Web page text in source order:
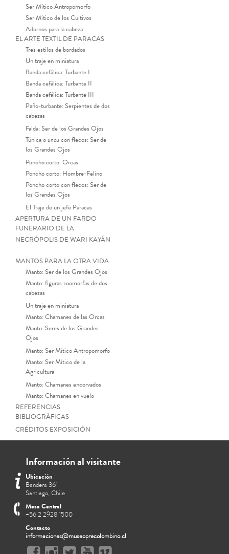
Ser Mítico Antropomorfo
Ser Mítico de los Cultivos
Adornos para la cabeza
EL ARTE TEXTIL DE PARACAS
Tres estilos de bordados
Un traje en miniatura
Banda cefálica: Turbante I
Banda cefálica: Turbante II
Banda cefálica: Turbante III
Paño-turbante: Serpientes de dos
cabezas
Falda: Ser de los Grandes Ojos
Túnica ouncu con flecos: Ser de
los Grandes Ojos
Poncho corto: Orcas
Poncho corto: Hombre-Felino
Poncho corto con flecos: Ser de
los Grandes Ojos
El Traje de un jefe Paracas
APERTURA DE UN FARDO
FUNERARIO DE LA
NECRÓPOLIS DE WARI KAYÁN
MANTOS PARA LA OTRA VIDA
Manto: Ser de los Grandes Ojos
Manto: figuras zoomorfas de dos
cabezas
Un traje en miniatura
Manto: Chamanes de las Orcas
Manto: Seres de los Grandes
Ojos
Manto: Ser Mítico Antropomorfo
Manto: Ser Mítico de la
Agricultura
Manto: Chamanes encorvados
Manto: Chamanes en vuelo
REFERENCIAS
BIBLIOGRÁFICAS
CRÉDITOS EXPOSICIÓN
Información al visitante
Ubicación
Bandera 361
Santiago, Chile
Mesa Central
+56 2 2928 1500
Contacto
informaciones@museoprecolombino.cl